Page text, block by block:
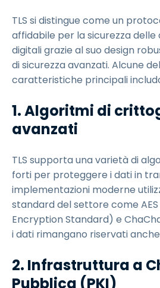
TLS si distingue come un
affidabile per la sicurezza delle
digitali grazie al suo design
di sicurezza avanzati. Alcune
caratteristiche principali
1. Algoritmi di
avanzati
TLS supporta una varietà di
forti per proteggere i dati in
implementazioni moderne
standard del settore come
Encryption Standard) e
i dati rimangano riservati
2. Infrastruttura a
Pubblica (PKI)